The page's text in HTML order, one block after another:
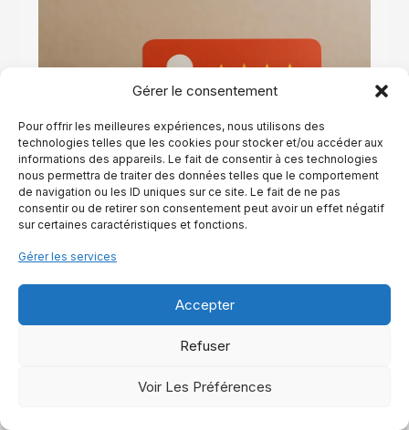
Gérer le consentement
Pour offrir les meilleures expériences, nous utilisons des
technologies telles que les cookies pour stocker et/ou accéder aux
informations des appareils. Le fait de consentir à ces technologies
nous permettra de traiter des données telles que le comportement
de navigation ou les ID uniques sur ce site. Le fait de ne pas
consentir ou de retirer son consentement peut avoir un effet négatif
sur certaines caractéristiques et fonctions.
Gérer les services
Accepter
Refuser
Voir Les Préférences
Avis sur equinest.fr, découvrez si ce site est vraiment